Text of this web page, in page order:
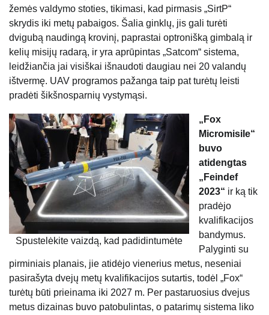
žemės valdymo stoties, tikimasi, kad pirmasis „SirtP“
skrydis iki metų pabaigos. Šalia ginklų, jis gali turėti
dvigubą naudingą krovinį, paprastai optronišką gimbalą ir
kelių misijų radarą, ir yra aprūpintas „Satcom“ sistema,
leidžiančia jai visiškai išnaudoti daugiau nei 20 valandų
ištvermę. UAV programos pažanga taip pat turėtų leisti
pradėti šikšnosparnių vystymąsi.
Spustelėkite vaizdą, kad padidintumėte
„Fox
Micromisile“
buvo
atidengtas
„Feindef
2023“ ir ką tik
pradėjo
kvalifikacijos
bandymus.
Palyginti su
pirminiais planais, jie atidėjo vienerius metus, neseniai
pasirašyta dvejų metų kvalifikacijos sutartis, todėl „Fox“
turėtų būti prieinama iki 2027 m. Per pastaruosius dvejus
metus dizainas buvo patobulintas, o patarimų sistema liko